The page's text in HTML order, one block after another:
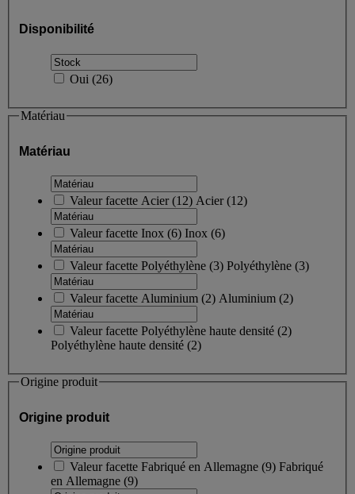
Disponibilité
Oui (26)
Matériau
Matériau
Valeur facette Acier(12) Acier(12)
Valeur facette Inox (6) Inox (6)
Valeur facette Polyéthylène (3) Polyéthylène (3)
Valeur facette Aluminium (2) Aluminium (2)
Valeur facette Polyéthylène haute densité (2)
Polyéthylène haute densité (2)
Origine produit
Origine produit
Valeur facette Fabriqué en Allemagne (9) Fabriqué
en Allemagne (9)